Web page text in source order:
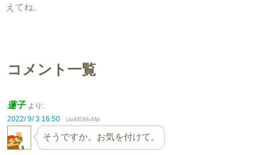
えてね。
コメント一覧
蓮子 より:
2022/ 9/ 3 16:50
UwMDMxMjk
そうですか。お気を付けて。